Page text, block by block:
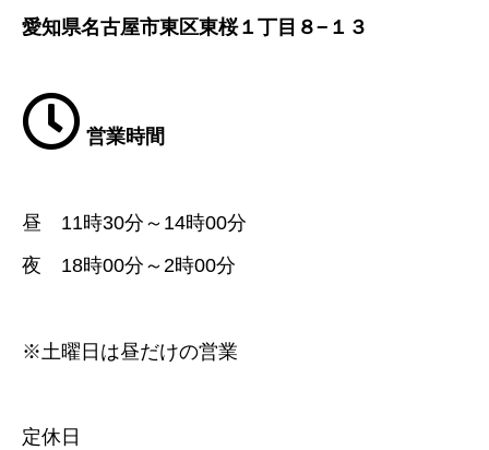
愛知県名古屋市東区東桜１丁目８−１３
営業時間
昼 11時30分～14時00分
夜 18時00分～2時00分
※土曜日は昼だけの営業
定休日